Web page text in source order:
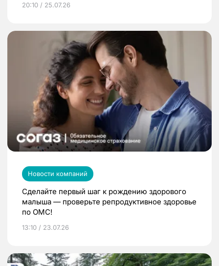
20:10 / 25.07.26
Новости компаний
Сделайте первый шаг к рождению здорового
малыша — проверьте репродуктивное здоровье
по ОМС!
13:10 / 23.07.26